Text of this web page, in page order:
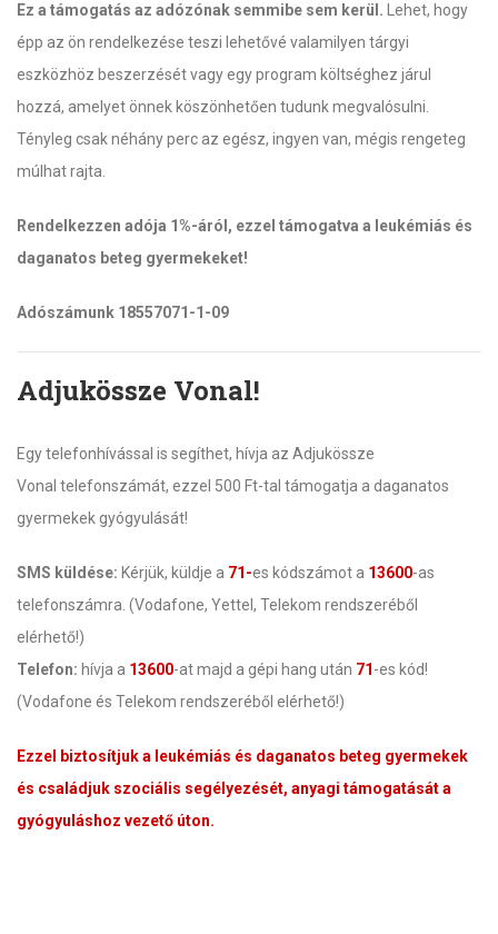
Ez a támogatás az adózónak semmibe sem kerül. Lehet, hogy
épp az ön rendelkezése teszi lehetővé valamilyen tárgyi
eszközhöz beszerzését vagy egy program költséghez járul
hozzá, amelyet önnek köszönhetően tudunk megvalósulni.
Tényleg csak néhány perc az egész, ingyen van, mégis rengeteg
múlhat rajta.
Rendelkezzen adója 1%-áról, ezzel támogatva a leukémiás és
daganatos beteg gyermekeket!
Adószámunk 18557071-1-09
Adjukössze Vonal!
Egy telefonhívással is segíthet, hívja az Adjukössze
Vonal telefonszámát, ezzel 500 Ft-tal támogatja a daganatos
gyermekek gyógyulását!
SMS küldése: Kérjük, küldje a 71-es kódszámot a 13600-as
telefonszámra. (Vodafone, Yettel, Telekom rendszeréből
elérhető!)
Telefon: hívja a 13600-at majd a gépi hang után 71-es kód!
(Vodafone és Telekom rendszeréből elérhető!)
Ezzel biztosítjuk a leukémiás és daganatos beteg gyermekek
és családjuk szociális segélyezését, anyagi támogatását a
gyógyuláshoz vezető úton.